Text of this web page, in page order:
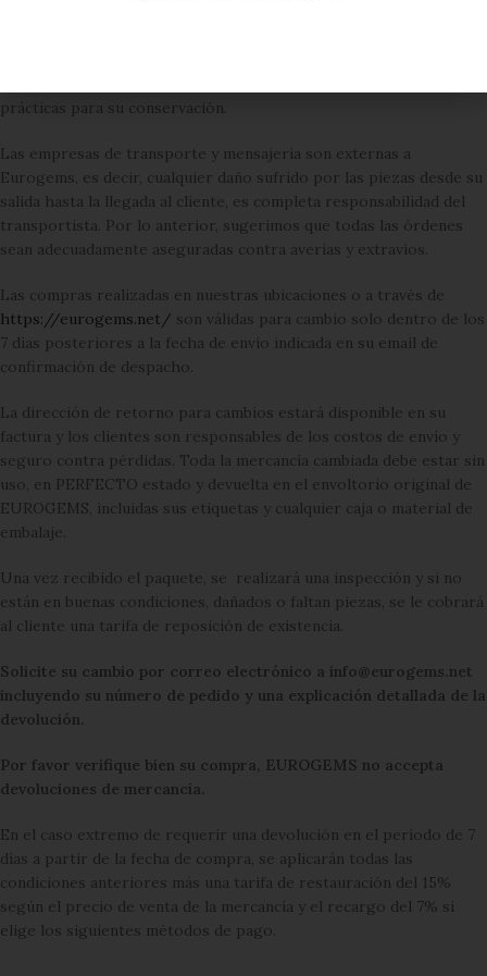
prácticas para su conservación.
Las empresas de transporte y mensajería son externas a
Eurogems, es decir, cualquier daño sufrido por las piezas desde su
salida hasta la llegada al cliente, es completa responsabilidad del
transportista. Por lo anterior, sugerimos que todas las órdenes
sean adecuadamente aseguradas contra averías y extravíos.
Las compras realizadas en nuestras ubicaciones o a través de
https://eurogems.net/ son válidas para cambio solo dentro de los
7 días posteriores a la fecha de envío indicada en su email de
confirmación de despacho.
La dirección de retorno para cambios estará disponible en su
factura y los clientes son responsables de los costos de envío y
seguro contra pérdidas. Toda la mercancía cambiada debe estar sin
uso, en PERFECTO estado y devuelta en el envoltorio original de
EUROGEMS, incluidas sus etiquetas y cualquier caja o material de
embalaje.
Una vez recibido el paquete, se realizará una inspección y si no
están en buenas condiciones, dañados o faltan piezas, se le cobrará
al cliente una tarifa de reposición de existencia.
Solicite su cambio por correo electrónico a info@eurogems.net
incluyendo su número de pedido y una explicación detallada de la
devolución.
Por favor verifique bien su compra, EUROGEMS no accepta
devoluciones de mercancía.
En el caso extremo de requerir una devolución en el período de 7
días a partir de la fecha de compra, se aplicarán todas las
condiciones anteriores más una tarifa de restauración del 15%
según el precio de venta de la mercancía y el recargo del 7% si
elige los siguientes métodos de pago.